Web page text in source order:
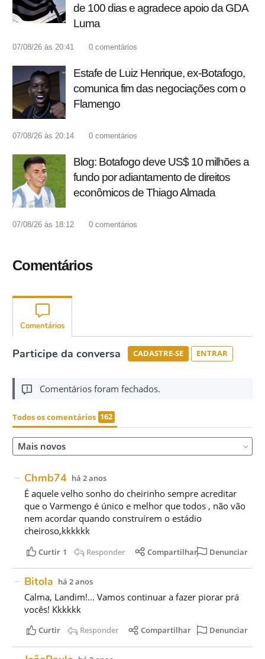
de 100 dias e agradece apoio da GDA
Luma
07/08/26 às 20:41 0 comentários
Estafe de Luiz Henrique, ex-Botafogo,
comunica fim das negociações com o
Flamengo
07/08/26 às 20:14 0 comentários
Blog: Botafogo deve US$ 10 milhões a
fundo por adiantamento de direitos
econômicos de Thiago Almada
07/08/26 às 18:12 0 comentários
Comentários